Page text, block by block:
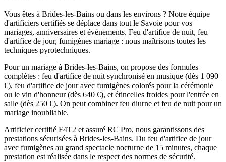
Vous êtes à Brides-les-Bains ou dans les environs ? Notre équipe
d'artificiers certifiés se déplace dans tout le Savoie pour vos
mariages, anniversaires et événements. Feu d'artifice de nuit, feu
d'artifice de jour, fumigènes mariage : nous maîtrisons toutes les
techniques pyrotechniques.
Pour un mariage à Brides-les-Bains, on propose des formules
complètes : feu d'artifice de nuit synchronisé en musique (dès 1 090
€), feu d'artifice de jour avec fumigènes colorés pour la cérémonie
ou le vin d'honneur (dès 640 €), et étincelles froides pour l'entrée en
salle (dès 250 €). On peut combiner feu diurne et feu de nuit pour un
mariage inoubliable.
Artificier certifié F4T2 et assuré RC Pro, nous garantissons des
prestations sécurisées à Brides-les-Bains. Du feu d'artifice de jour
avec fumigènes au grand spectacle nocturne de 15 minutes, chaque
prestation est réalisée dans le respect des normes de sécurité.